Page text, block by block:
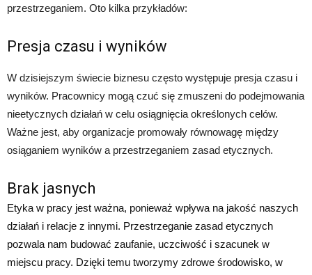
przestrzeganiem. Oto kilka przykładów:
Presja czasu i wyników
W dzisiejszym świecie biznesu często występuje presja czasu i
wyników. Pracownicy mogą czuć się zmuszeni do podejmowania
nieetycznych działań w celu osiągnięcia określonych celów.
Ważne jest, aby organizacje promowały równowagę między
osiąganiem wyników a przestrzeganiem zasad etycznych.
Brak jasnych
Etyka w pracy jest ważna, ponieważ wpływa na jakość naszych
działań i relacje z innymi. Przestrzeganie zasad etycznych
pozwala nam budować zaufanie, uczciwość i szacunek w
miejscu pracy. Dzięki temu tworzymy zdrowe środowisko, w